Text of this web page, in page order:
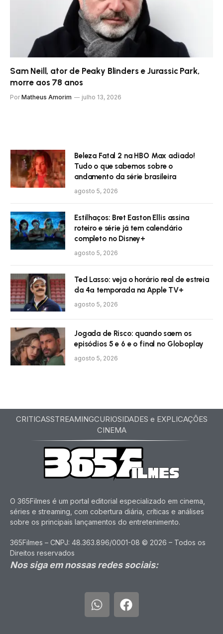
Sam Neill, ator de Peaky Blinders e Jurassic Park,
morre aos 78 anos
Por Matheus Amorim julho 13, 2026
Beleza Fatal 2 na HBO Max adiado!
Tudo o que sabemos sobre o
andamento da série brasileira
agosto 5, 2026
Estilhaços: Bret Easton Ellis assina
roteiro e série já tem calendário
completo no Disney+
agosto 5, 2026
Ted Lasso: veja o horário real de estreia
da 4ª temporada na Apple TV+
agosto 5, 2026
Jogada de Risco: quando saem os
episódios 5 e 6 e o final no Globoplay
agosto 5, 2026
CRITICASSTREAMINGCURIOSIDADES e EXPLICAÇÕES
CINEMA
O 365Filmes é um portal editorial especializado em cinema,
séries e streaming, com cobertura diária, críticas e análises
sobre os principais lançamentos do entretenimento.
365Filmes – CNPJ: 48.363.896/0001-08 © 2026 – Todos os
Direitos reservados
Nos siga em nossas redes sociais: